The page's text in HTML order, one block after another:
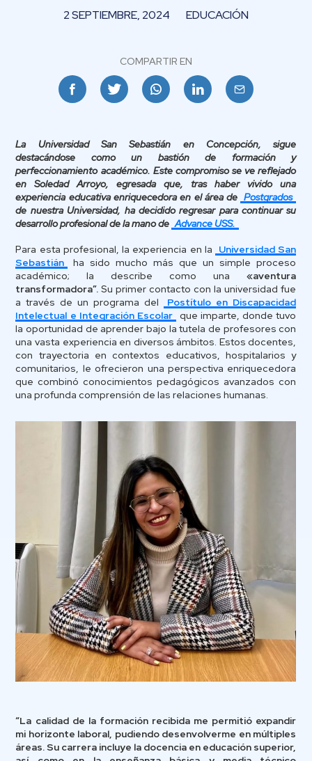
2 SEPTIEMBRE, 2024 EDUCACIÓN
COMPARTIR EN
Facebook Twitter Whatsapp Linkedin
La Universidad San Sebastián en Concepción, sigue
destacándose como un bastión de formación y
perfeccionamiento académico. Este compromiso se ve reflejado
en Soledad Arroyo, egresada que, tras haber vivido una
experiencia educativa enriquecedora en el área de Postgrados
de nuestra Universidad, ha decidido regresar para continuar su
desarrollo profesional de la mano de Advance USS.
Para esta profesional, la experiencia en la
Universidad San
Sebastián
ha sido mucho más que un simple proceso
académico; la describe como una«aventura
transformadora”. Su primer contacto con la universidad fue
a través de un programa del
Postítulo en Discapacidad
Intelectual e Integración Escolar que imparte, donde tuvo
la oportunidad de aprender bajo la tutela de profesores con
una vasta experiencia en diversos ámbitos. Estos docentes,
con trayectoria en contextos educativos, hospitalarios y
comunitarios, le ofrecieron una perspectiva enriquecedora
que combinó conocimientos pedagógicos avanzados con
una profunda comprensión de las relaciones humanas.
“La calidad de la formación recibida me permitió expandir
mi horizonte laboral, pudiendo desenvolverme en múltiples
áreas. Su carrera incluye la docencia en educación superior,